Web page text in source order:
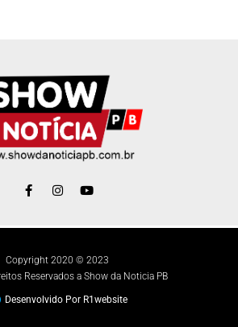
Copyright 2020 © 2023
Reservados a Show da Noticia PB
Desenvolvido Por R1website